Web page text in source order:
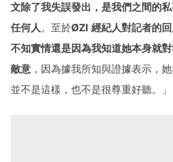
文除了我失誤發出，是我們之間的
任何人。至於ØZI 經紀人對記者的
不知實情還是因為我知道她本身就
敵意 ，因為據我所知與證據表示，
並不是這樣，也不是很尊重好聽。」